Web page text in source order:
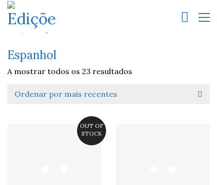
Espanhol
A mostrar todos os 23 resultados
Ordenar por mais recentes
OUT OF
STOCK